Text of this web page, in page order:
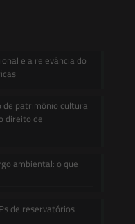
e a relevância do
de patrimônio cultural
direito de
ambiental: o que
de reservatórios